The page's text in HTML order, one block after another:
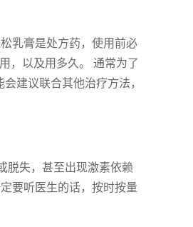
乳膏是处方药，使用前必
，以及用多久。 通常为了
建议联合其他治疗方法，
脱失，甚至出现激素依赖
要听医生的话，按时按量